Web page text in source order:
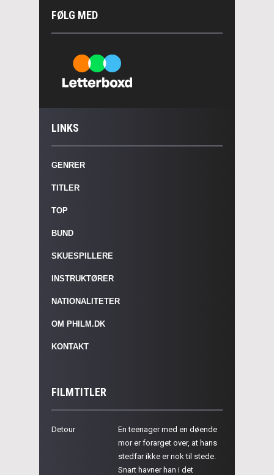
FØLG MED
LINKS
GENRER
TITLER
TOP
BUND
SKUESPILLERE
INSTRUKTØRER
NATIONALITETER
OM PHILM.DK
KONTAKT
FILMTITLER
Detour
En teenager med en døende
mor er forarget over, at hans
stedfar ikke er nok til stede.
Snart havner han i det